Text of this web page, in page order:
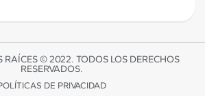
RAÍCES © 2022. TODOS LOS DERECHOS
RESERVADOS.
DE PRIVACIDAD